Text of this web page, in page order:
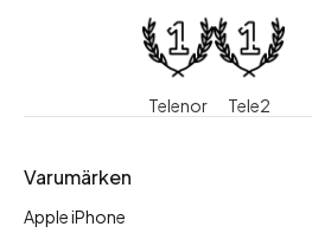
Telenor Tele2
Varumärken
Apple iPhone